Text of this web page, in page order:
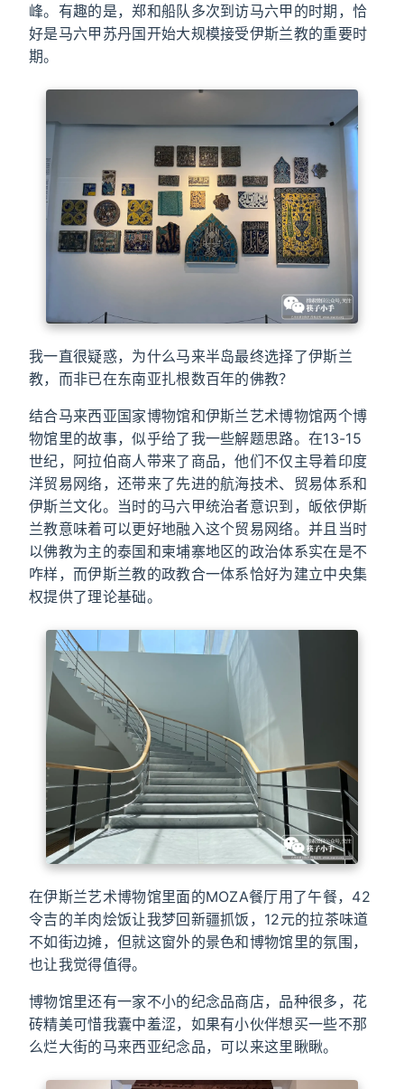
峰。有趣的是，郑和船队多次到访马六甲的时期，恰
好是马六甲苏丹国开始大规模接受伊斯兰教的重要时
期。
我一直很疑惑，为什么马来半岛最终选择了伊斯兰
教，而非已在东南亚扎根数百年的佛教？
结合马来西亚国家博物馆和伊斯兰艺术博物馆两个博
物馆里的故事，似乎给了我一些解题思路。在13-15
世纪，阿拉伯商人带来了商品，他们不仅主导着印度
洋贸易网络，还带来了先进的航海技术、贸易体系和
伊斯兰文化。当时的马六甲统治者意识到，皈依伊斯
兰教意味着可以更好地融入这个贸易网络。并且当时
以佛教为主的泰国和柬埔寨地区的政治体系实在是不
咋样，而伊斯兰教的政教合一体系恰好为建立中央集
权提供了理论基础。
在伊斯兰艺术博物馆里面的MOZA餐厅用了午餐，42
令吉的羊肉烩饭让我梦回新疆抓饭，12元的拉茶味道
不如街边摊，但就这窗外的景色和博物馆里的氛围，
也让我觉得值得。
博物馆里还有一家不小的纪念品商店，品种很多，花
砖精美可惜我囊中羞涩，如果有小伙伴想买一些不那
么烂大街的马来西亚纪念品，可以来这里瞅瞅。